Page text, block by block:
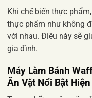
Khi chế biến thực
thực phẩm như không
với nhau. Điều này sẽ
gia đình.
Máy Làm Bánh
Ăn Vặt Nổi Bật Hiện